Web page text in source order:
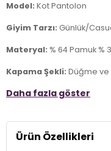
Model: Kot Pantolon
Giyim Tarzı: Günlük/
Materyal: % 64 Pamuk %
Kapama Şekli: Düğme ve
Cep:Cepli
Bel:Yüksek Bel
Daha fazla göster
Ürün Özellikleri